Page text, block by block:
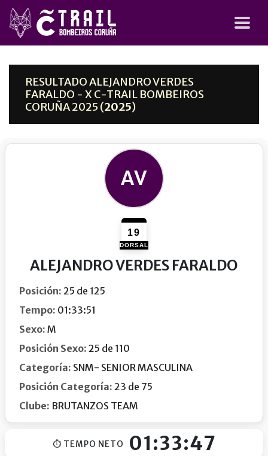
RESULTADO ALEJANDRO VERDES
FARALDO - X C-TRAIL BOMBEIROS
CORUÑA 2025 (2025)
AV
19
DORSAL
ALEJANDRO VERDES FARALDO
Posición: 25 de 125
Tempo: 01:33:51
Sexo: M
Posición Sexo: 25 de 110
Categoría: SNM- SENIOR MASCULINA
Posición Categoría: 23 de 75
Clube: BRUTANZOS TEAM
⏱ TEMPO NETO 01:33:47